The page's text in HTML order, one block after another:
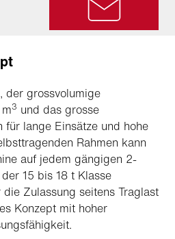
der grossvolumige
3 und das grosse
für lange Einsätze und hohe
Rahmen kann
auf jedem gängigen 2-
15 bis 18 t Klasse
Zulassung seitens Traglast
Konzept mit hoher